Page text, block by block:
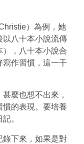
）為例，她
以八十本小說流傳
，八十本小說合
寫作習慣，這一千
麼也想不出來，
的表現。要培養
。
錄下來，如果是對